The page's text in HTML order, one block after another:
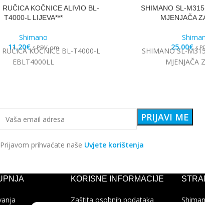
RUČICA KOČNICE ALIVIO BL-
T4000-L LIJEVA***
Shimano
11,20€ s PDV-om
KOČNICE BL-T4000-L
EBLT4000LL
SHIMANO SL-
MJENJAČA
25,00€ s
SHIMANO SL-
MJENJAČA
Prijavom prihvaćate naše Uvjete korištenja
KORISNE INFORMACIJE
Zaštita osobnih podataka